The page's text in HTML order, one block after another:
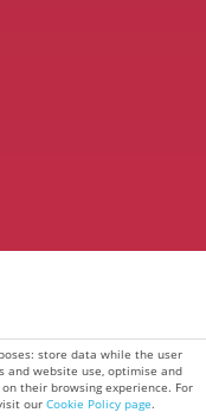
store data while the user
and website use, optimise and
their browsing experience. For
our Cookie Policy page.